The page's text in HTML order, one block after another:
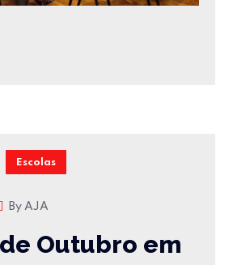
Escolas
ByAJA
Outubro em